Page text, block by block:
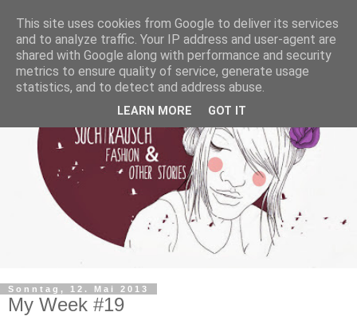
Sonntag, 12. Mai 2013
My Week #19
This site uses cookies from Google to deliver its services
and to analyze traffic. Your IP address and user-agent are
shared with Google along with performance and security
metrics to ensure quality of service, generate usage
statistics, and to detect and address abuse.
LEARN MORE GOT IT